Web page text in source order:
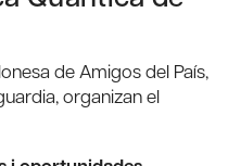
de Amigos del País,
organizan el